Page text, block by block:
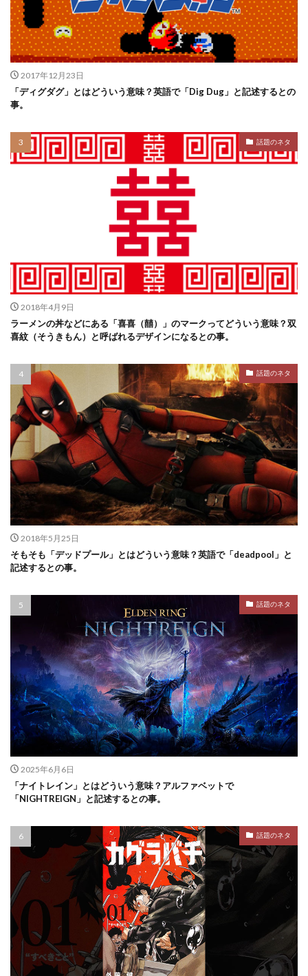
2017年12月23日
「ディグダグ」とはどういう意味？英語で「Dig Dug」と記述するとの
事。
話題のネタ
2018年4月9日
ラーメンの丼などにある「喜喜（囍）」のマークってどういう意味？双
喜紋（そうきもん）と呼ばれるデザインになるとの事。
話題のネタ
2018年5月25日
そもそも「デッドプール」とはどういう意味？英語で「deadpool」と
記述するとの事。
話題のネタ
2025年6月6日
「ナイトレイン」とはどういう意味？アルファベットで
「NIGHTREIGN」と記述するとの事。
話題のネタ